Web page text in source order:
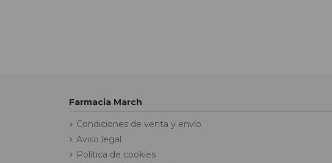
Farmacia March
Condiciones de venta y envío
Aviso legal
Política de cookies